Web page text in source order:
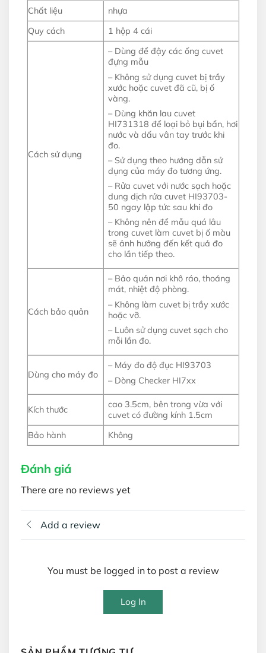
Chất liệu
nhựa
Quy cách
1 hộp 4 cái
Cách sử dụng
– Dùng để đậy các ống cuvet
đựng mẫu
– Không sử dụng cuvet bị trầy
xước hoặc cuvet đã cũ, bị ố
vàng.
– Dùng khăn lau cuvet
HI731318 để loại bỏ bụi bẩn, hơi
nước và dấu vân tay trước khi
đo.
– Sử dụng theo hướng dẫn sử
dụng của máy đo tương ứng.
– Rửa cuvet với nước sạch hoặc
dung dịch rửa cuvet HI93703-
50 ngay lập tức sau khi đo
– Không nên để mẫu quá lâu
trong cuvet làm cuvet bị ố màu
sẽ ảnh hưởng đến kết quả đo
cho lần tiếp theo.
Cách bảo quản
– Bảo quản nơi khô ráo, thoáng
mát, nhiệt độ phòng.
– Không làm cuvet bị trầy xước
hoặc vỡ.
– Luôn sử dụng cuvet sạch cho
mỗi lần đo.
Dùng cho máy đo
– Máy đo độ đục HI93703
– Dòng Checker HI7xx
Kích thước
cao 3.5cm, bên trong vừa với
cuvet có đường kính 1.5cm
Bảo hành
Không
Đánh giá
There are no reviews yet
Add a review
You must be logged in to post a review
Log In